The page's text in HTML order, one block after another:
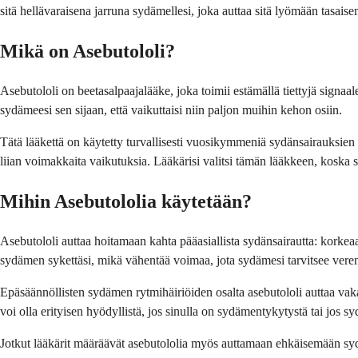
sitä hellävaraisena jarruna sydämellesi, joka auttaa sitä lyömään
Mikä on Asebutololi?
Asebutololi on beetasalpaajalääke, joka toimii estämällä tiettyjä
sydämeesi sen sijaan, että vaikuttaisi niin paljon muihin kehon osiin.
Tätä lääkettä on käytetty turvallisesti vuosikymmeniä
liian voimakkaita vaikutuksia. Lääkärisi valitsi tämän lääkkeen,
Mihin Asebutololia käytetään?
Asebutololi auttaa hoitamaan kahta pääasiallista sydänsairautta:
sydämen sykettäsi, mikä vähentää voimaa, jota sydämesi tarvitsee
Epäsäännöllisten sydämen rytmihäiriöiden osalta asebutololi auttaa
voi olla erityisen hyödyllistä, jos sinulla on sydämentykytystä tai jos
Jotkut lääkärit määräävät asebutololia myös auttamaan ehkäisemään